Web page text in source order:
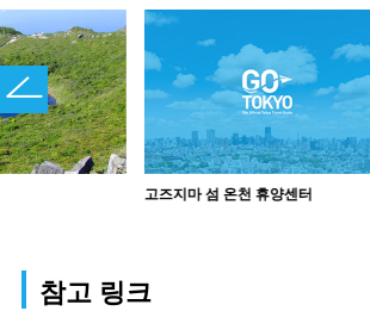
고즈지마 섬 온천 휴양센터
참고 링크